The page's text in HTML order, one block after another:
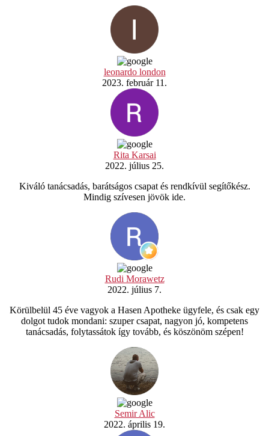
leonardo london
2023. február 11.
Rita Karsai
2022. július 25.
Kiváló tanácsadás, barátságos csapat és rendkívül segítőkész.
Mindig szívesen jövök ide.
Rudi Morawetz
2022. július 7.
Körülbelül 45 éve vagyok a Hasen Apotheke ügyfele, és csak egy
dolgot tudok mondani: szuper csapat, nagyon jó, kompetens
tanácsadás, folytassátok így tovább, és köszönöm szépen!
Semir Alic
2022. április 19.